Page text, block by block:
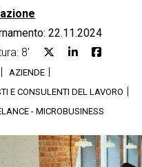
22.11.2024
8'
AZIENDE
E CONSULENTI DEL LAVORO
- MICROBUSINESS